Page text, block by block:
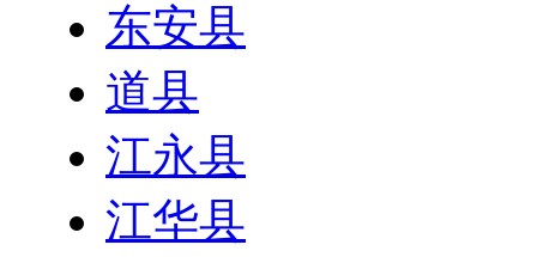
东安县
道县
江永县
江华县